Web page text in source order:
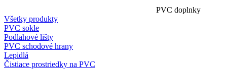
PVC doplnky
Všetky produkty
PVC sokle
Podlahové lišty
PVC schodové hrany
Lepidlá
Čistiace prostriedky na PVC